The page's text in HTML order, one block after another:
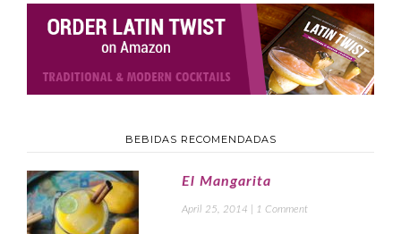
BEBIDAS RECOMENDADAS
El Mangarita
April 25, 2014 1 Comment